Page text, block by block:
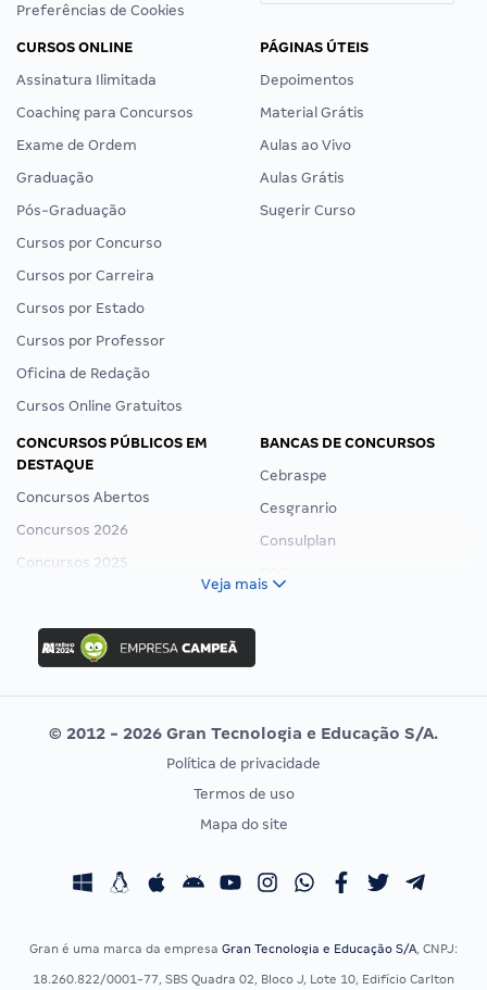
Preferências de Cookies
CURSOS ONLINE
Assinatura Ilimitada
Coaching para Concursos
Exame de Ordem
Graduação
Pós-Graduação
Cursos por Concurso
Cursos por Carreira
Cursos por Estado
Cursos por Professor
Oficina de Redação
Cursos Online Gratuitos
PÁGINAS ÚTEIS
Depoimentos
Material Grátis
Aulas ao Vivo
Aulas Grátis
Sugerir Curso
CONCURSOS PÚBLICOS EM
DESTAQUE
Concursos Abertos
Concursos 2026
Concursos 2025
Concurso Ibama
Concurso MPU
Editais publicados
BANCAS DE CONCURSOS
Cebraspe
Cesgranrio
Consulplan
Vunesp
CONCURSOS POR PROFISSÃO
Concursos Fiscais
EXAME DE ORDEM
Calendário OAB
Veja mais
© 2012 - 2026 Gran Tecnologia e Educação S/A.
Política de privacidade
Termos de uso
Mapa do site
Gran é uma marca da empresa Gran Tecnologia e Educação S/A, CNPJ:
18.260.822/0001-77, SBS Quadra 02, Bloco J, Lote 10, Edifício Carlton